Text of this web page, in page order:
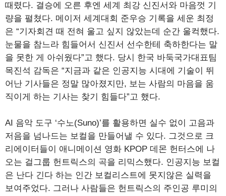
때렸다. 결승에 오른 후엔 세계 최강 신진서와 마음껏 기
량을 펼쳤다. 메이저 세계대회 준우승 기록을 세운 최정
은 “기자회견 때 전혀 울고 싶지 않았는데 순간 울컥했다.
눈물을 참느라 힘들어서 신진서 선수한테 축하한다는 말
을 못한 게 아쉬웠다”고 했다. 당시 한국 바둑국가대표팀
목진석 감독은 “지금과 같은 인공지능 시대에 기술이 뛰
어난 기사들은 정말 많아졌지만, 보는 사람의 마음을 움
직이게 하는 기사는 찾기 힘들다”고 했다.
AI 음악 도구 ‘수노(Suno)’를 활용하면 실수 없이 고음과
저음을 넘나드는 보컬을 만들어낼 수 있다. 그것으로 크
리에이터들이 애니메이션 영화 KPOP 데몬 헌터스에 나
오는 걸그룹 헌트릭스의 곡을 리믹스했다. 인공지능 보컬
은 난다 긴다 하는 인간 보컬리스트에 못지않은 실력을
보여주었다. 그러나 사람들은 헌트릭스의 주인공 루미의